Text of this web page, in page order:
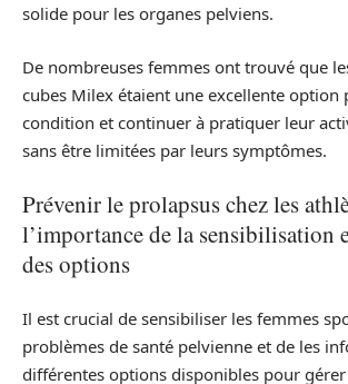
solide pour les organes pelviens.
De nombreuses femmes ont trouvé que
cubes Milex étaient une excellente option
condition et continuer à pratiquer leur
sans être limitées par leurs symptômes.
Prévenir le prolapsus chez les
l’importance de la sensibilisation
des options
Il est crucial de sensibiliser les femmes
problèmes de santé pelvienne et de les
différentes options disponibles pour